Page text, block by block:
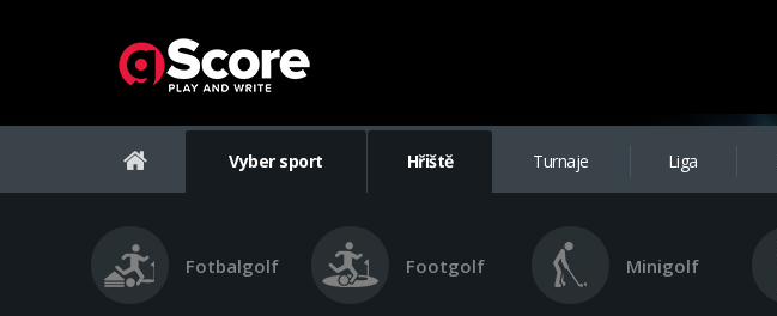
Vyber sport Hřiště Turnaje Liga
Fotbalgolf Footgolf Minigolf